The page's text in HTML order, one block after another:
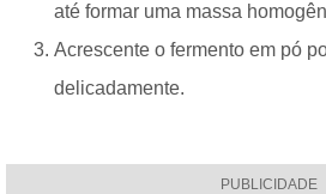
até formar uma massa
Acrescente o fermento em pó
delicadamente.
PUBLICIDADE